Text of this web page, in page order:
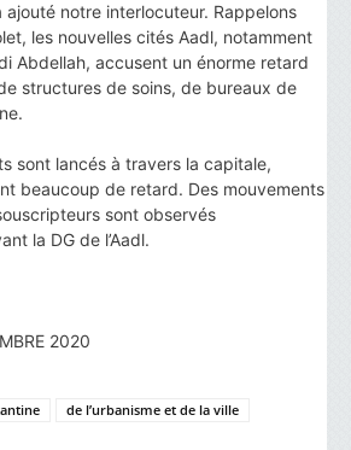
ajouté notre interlocuteur. Rappelons
les nouvelles cités Aadl, notamment
Abdellah, accusent un énorme retard
structures de soins, de bureaux de
sont lancés à travers la capitale,
beaucoup de retard. Des mouvements
sont observés
la DG de l’Aadl.
2020
de l’urbanisme et de la ville